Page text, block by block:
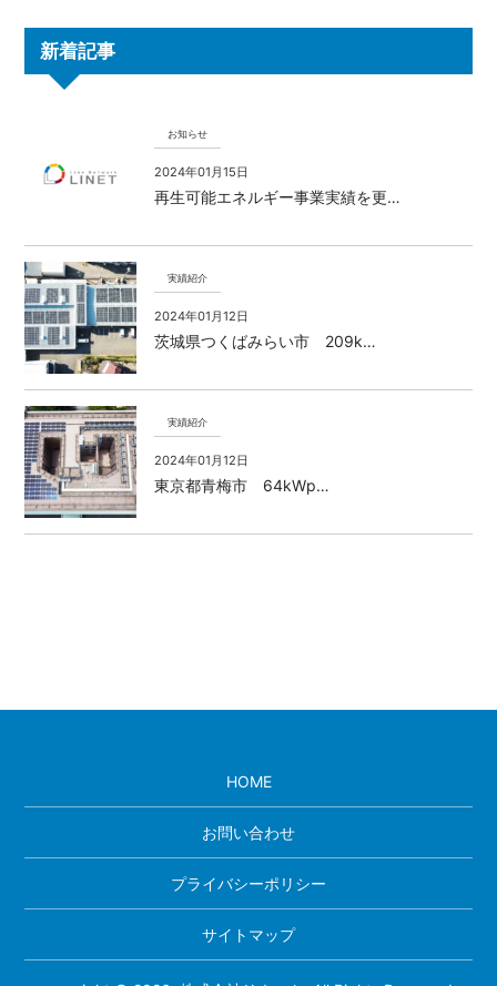
新着記事
お知らせ
2024年01月15日
再生可能エネルギー事業実績を更…
実績紹介
2024年01月12日
茨城県つくばみらい市 209k…
実績紹介
2024年01月12日
東京都青梅市 64kWp…
HOME
お問い合わせ
プライバシーポリシー
サイトマップ